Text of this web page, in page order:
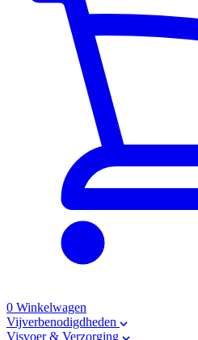
0 Winkelwagen
Vijverbenodigdheden
Visvoer & Verzorging